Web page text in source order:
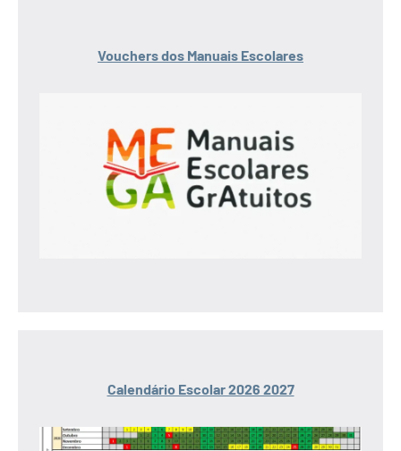
Vouchers dos Manuais Escolares
Calendário Escolar 2026 2027